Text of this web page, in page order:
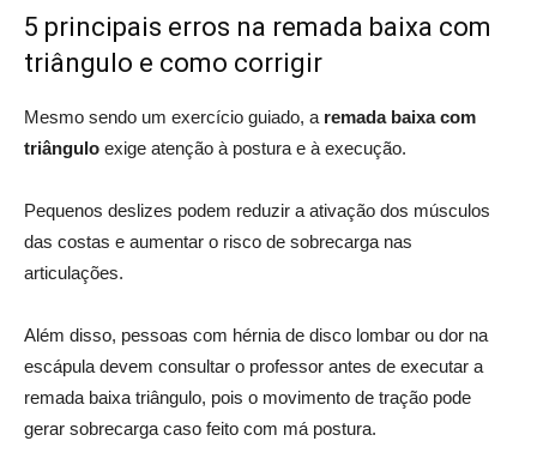
5 principais erros na remada baixa com
triângulo e como corrigir
Mesmo sendo um exercício guiado, a remada baixa com
triângulo exige atenção à postura e à execução.
Pequenos deslizes podem reduzir a ativação dos músculos
das costas e aumentar o risco de sobrecarga nas
articulações.
Além disso, pessoas com hérnia de disco lombar ou dor na
escápula devem consultar o professor antes de executar a
remada baixa triângulo, pois o movimento de tração pode
gerar sobrecarga caso feito com má postura.